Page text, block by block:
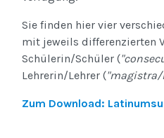
Sie finden hier vier
mit jeweils differenzierten
Schülerin/Schüler (
Lehrerin/Lehrer (
Zum Download: